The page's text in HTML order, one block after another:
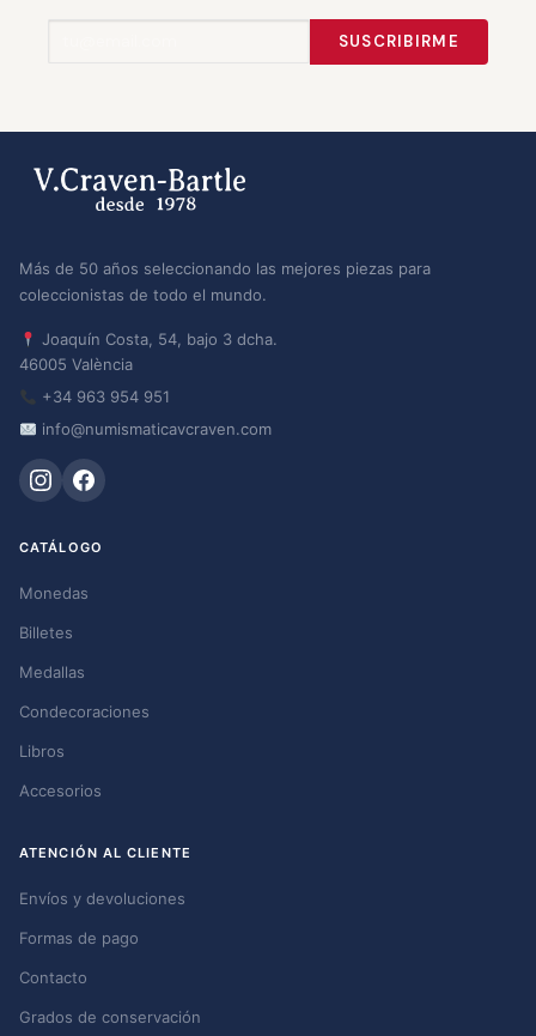
SUSCRIBIRME
Más de 50 años seleccionando las mejores piezas para
coleccionistas de todo el mundo.
Joaquín Costa, 54, bajo 3 dcha.
46005 València
+34 963 954 951
info@numismaticavcraven.com
CATÁLOGO
Monedas
Billetes
Medallas
Condecoraciones
Libros
Accesorios
ATENCIÓN AL CLIENTE
Envíos y devoluciones
Formas de pago
Contacto
Grados de conservación